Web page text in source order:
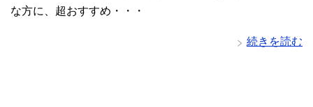
な方に、超おすすめ・・・
続きを読む